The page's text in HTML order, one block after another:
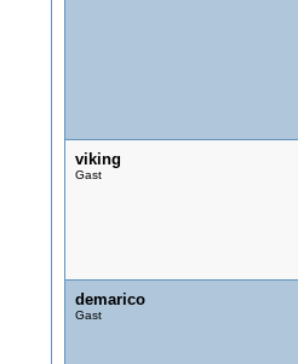
viking
Gast
demarico
Gast